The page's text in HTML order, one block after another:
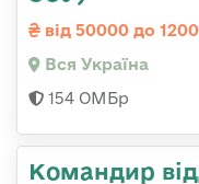
від 50000 до
Вся Україна
154 ОМБр
Командир